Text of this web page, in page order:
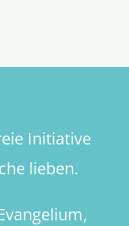
Initiative
lieben.